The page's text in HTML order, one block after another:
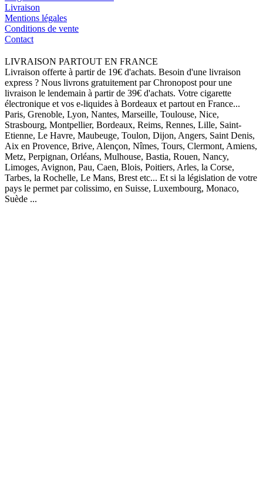
Livraison
Mentions légales
Conditions de vente
Contact
LIVRAISON PARTOUT EN FRANCE
Livraison offerte à partir de 19€ d'achats. Besoin d'une livraison
express ? Nous livrons gratuitement par Chronopost pour une
livraison le lendemain à partir de 39€ d'achats. Votre cigarette
électronique et vos e-liquides à Bordeaux et partout en France...
Paris, Grenoble, Lyon, Nantes, Marseille, Toulouse, Nice,
Strasbourg, Montpellier, Bordeaux, Reims, Rennes, Lille, Saint-
Etienne, Le Havre, Maubeuge, Toulon, Dijon, Angers, Saint Denis,
Aix en Provence, Brive, Alençon, Nîmes, Tours, Clermont, Amiens,
Metz, Perpignan, Orléans, Mulhouse, Bastia, Rouen, Nancy,
Limoges, Avignon, Pau, Caen, Blois, Poitiers, Arles, la Corse,
Tarbes, la Rochelle, Le Mans, Brest etc... Et si la législation de votre
pays le permet par colissimo, en Suisse, Luxembourg, Monaco,
Suède ...